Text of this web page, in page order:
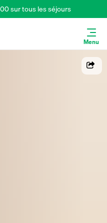
sur tous les séjours
Menu